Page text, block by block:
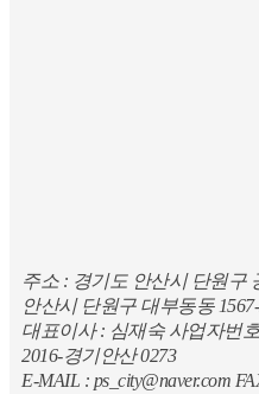
주소 : 경기도 안산시 단원구
안산시 단원구 대부동동
대표이사 : 심재숙 사업자번
2016-경기안산 0273
E-MAIL : ps_city@naver.com